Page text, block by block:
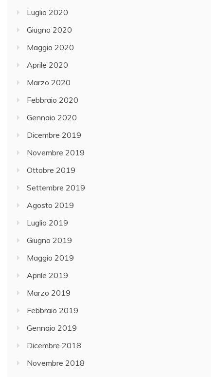
Luglio 2020
Giugno 2020
Maggio 2020
Aprile 2020
Marzo 2020
Febbraio 2020
Gennaio 2020
Dicembre 2019
Novembre 2019
Ottobre 2019
Settembre 2019
Agosto 2019
Luglio 2019
Giugno 2019
Maggio 2019
Aprile 2019
Marzo 2019
Febbraio 2019
Gennaio 2019
Dicembre 2018
Novembre 2018